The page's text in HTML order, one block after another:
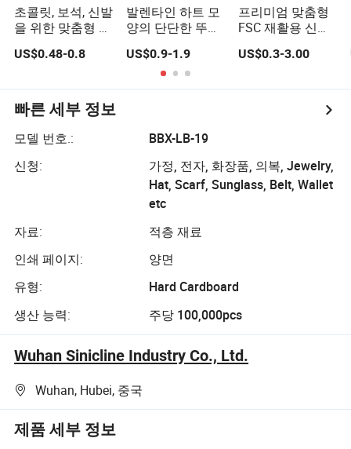
초콜릿, 보석, 신발
을 위한 맞춤형 인
다채로운 상자 종
US$0.48-0.8
발렌타인 하트 모
양의 단단한 뚜껑
상자, 홀리데이 선
물 포장을 위한
US$0.9-1.9
프리미엄 맞춤형
FSC 재활용 신발
향수 디스플레이
라프트 포장 선물
포장 종이 상자 저
US$0.3-3.00
빠른 세부 정보
모델 번호.:
BBX-LB-19
신청:
가정, 전자, 화장품, 의복, Jewelry,
Hat, Scarf, Sunglass, Belt, Wallet
etc
자료:
적층 재료
인쇄 페이지:
양면
유형:
Hard Cardboard
생산 능력:
주당 100,000pcs
Wuhan Sinicline Industry Co., Ltd.
Wuhan, Hubei, 중국
제품 세부 정보